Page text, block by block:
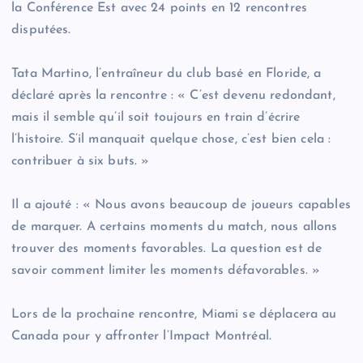
la Conférence Est avec 24 points en 12 rencontres
disputées.
Tata Martino, l’entraîneur du club basé en Floride, a
déclaré après la rencontre : « C’est devenu redondant,
mais il semble qu’il soit toujours en train d’écrire
l’histoire. S’il manquait quelque chose, c’est bien cela :
contribuer à six buts. »
Il a ajouté : « Nous avons beaucoup de joueurs capables
de marquer. A certains moments du match, nous allons
trouver des moments favorables. La question est de
savoir comment limiter les moments défavorables. »
Lors de la prochaine rencontre, Miami se déplacera au
Canada pour y affronter l’Impact Montréal.